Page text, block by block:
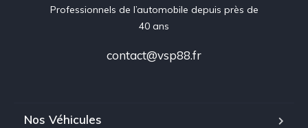
Professionnels de l’automobile depuis près de
40 ans
contact@vsp88.fr
Nos Véhicules